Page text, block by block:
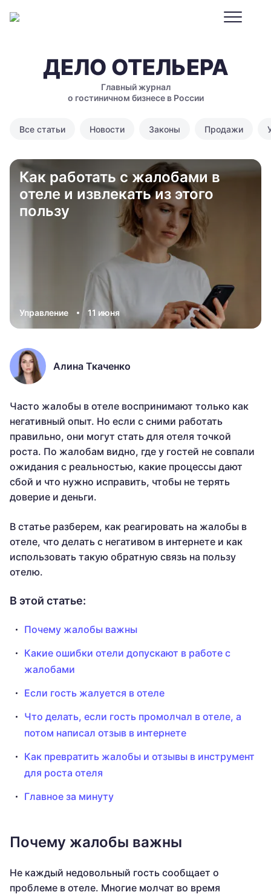
ДЕЛО ОТЕЛЬЕРА
Главный журнал
о гостиничном бизнесе в России
Все статьи Новости Законы Продажи
Как работать с жалобами в
отеле и извлекать из этого
пользу
Управление 11 июня
Алина Ткаченко
Часто жалобы в отеле воспринимают только как
негативный опыт. Но если с сними работать
правильно, они могут стать для отеля точкой
роста. По жалобам видно, где у гостей не совпали
ожидания с реальностью, какие процессы дают
сбой и что нужно исправить, чтобы не терять
доверие и деньги.
В статье разберем, как реагировать на жалобы в
отеле, что делать с негативом в интернете и как
использовать такую обратную связь на пользу
отелю.
В этой статье:
Почему жалобы важны
Какие ошибки отели допускают в работе с
жалобами
Если гость жалуется в отеле
Что делать, если гость промолчал в отеле, а
потом написал отзыв в интернете
Как превратить жалобы и отзывы в инструмент
для роста отеля
Главное за минуту
Почему жалобы важны
Не каждый недовольный гость сообщает о
проблеме в отеле. Многие молчат во время